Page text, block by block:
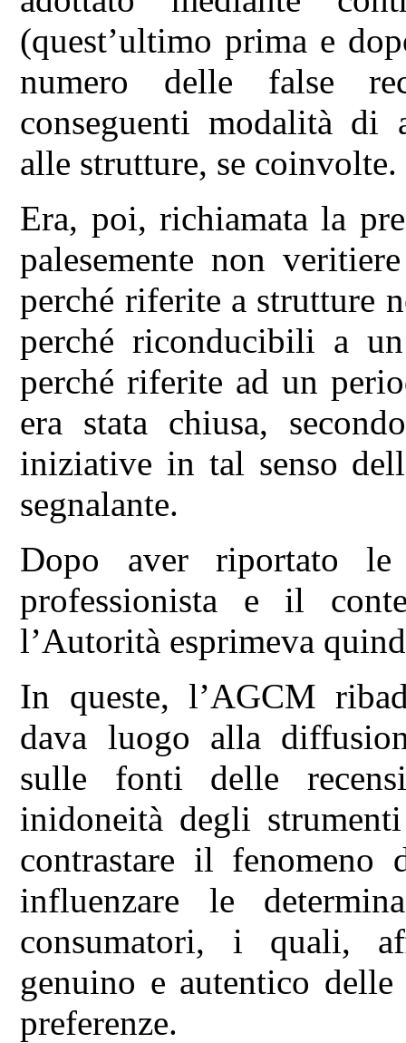
(quest’ultimo prima e
numero delle false
conseguenti modalità di
alle strutture, se coinvolte.
Era, poi, richiamata la
palesemente non
perché riferite a strutture
perché riconducibili a
perché riferite ad un
era stata chiusa,
iniziative in tal senso
segnalante.
Dopo aver riportato le
professionista e il
l’Autorità esprimeva
In queste, l’AGCM
dava luogo alla
sulle fonti delle
inidoneità degli
contrastare il fenomeno
influenzare le
consumatori, i quali,
genuino e autentico
preferenze.